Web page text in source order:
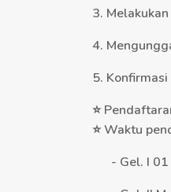
3.
4.
5.
⭐
⭐ Waktu
- Gel. I 01